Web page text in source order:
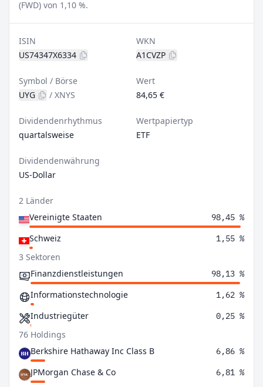
(FWD) von 1,10 %.
ISIN
US74347X6334
WKN
A1CVZP
Symbol / Börse
UYG
/ XNYS
Wert
84,65 €
Dividendenrhythmus
quartalsweise
Wertpapiertyp
ETF
Dividendenwährung
US-Dollar
2 Länder
Vereinigte Staaten
98,45 %
Schweiz 1,55 %
3 Sektoren
Finanzdienstleistungen
98,13 %
Informationstechnologie 1,62 %
Industriegüter 0,25 %
76 Holdings
Berkshire Hathaway Inc Class B
6,86 %
JPMorgan Chase & Co 6,81 %